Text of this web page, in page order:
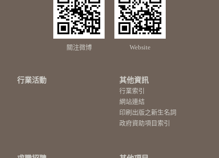
關注微博 Website
行業活動 其他資訊
行業索引
網站連結
印刷出版之新生名詞
政府資助項目索引